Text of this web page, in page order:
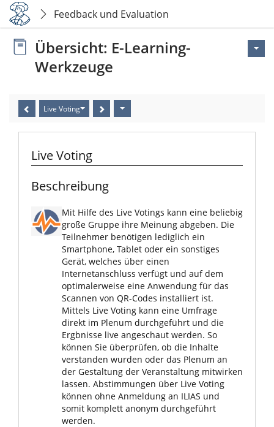
Feedback und Evaluation
Übersicht: E-Learning-
Werkzeuge
Live Voting
Live Voting
Beschreibung
Mit Hilfe des Live Votings kann eine beliebig
große Gruppe ihre Meinung abgeben. Die
Teilnehmer benötigen lediglich ein
Smartphone, Tablet oder ein sonstiges
Gerät, welches über einen
Internetanschluss verfügt und auf dem
optimalerweise eine Anwendung für das
Scannen von QR-Codes installiert ist.
Mittels Live Voting kann eine Umfrage
direkt im Plenum durchgeführt und die
Ergbnisse live angeschaut werden. So
können Sie überprüfen, ob die Inhalte
verstanden wurden oder das Plenum an
der Gestaltung der Veranstaltung mitwirken
lassen. Abstimmungen über Live Voting
können ohne Anmeldung an ILIAS und
somit komplett anonym durchgeführt
werden.